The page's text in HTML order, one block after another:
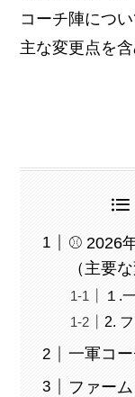
コーチ陣につ
主な変更点を
⚾ 2026
（主要
１.
2.
一軍コ
ファー